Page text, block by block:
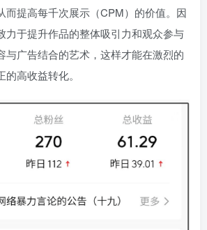
而提高每千次展示（CPM）的价值。因
力于提升作品的整体吸引力和观众参与
与广告结合的艺术，这样才能在激烈的
高收益转化。